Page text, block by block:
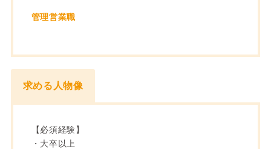
管理営業職
求める人物像
【必須経験】
・大卒以上